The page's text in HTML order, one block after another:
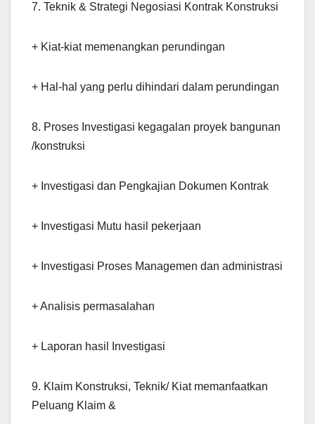
7. Teknik & Strategi Negosiasi Kontrak Konstruksi
+ Kiat-kiat memenangkan perundingan
+ Hal-hal yang perlu dihindari dalam perundingan
8. Proses Investigasi kegagalan proyek bangunan
/konstruksi
+ Investigasi dan Pengkajian Dokumen Kontrak
+ Investigasi Mutu hasil pekerjaan
+ Investigasi Proses Managemen dan administrasi
+ Analisis permasalahan
+ Laporan hasil Investigasi
9. Klaim Konstruksi, Teknik/ Kiat memanfaatkan
Peluang Klaim &